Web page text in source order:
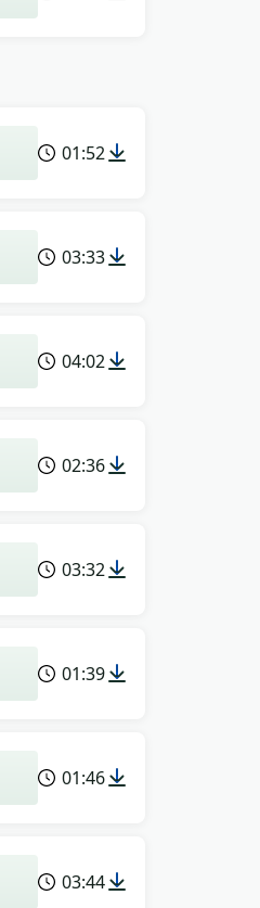
01:52
03:33
04:02
02:36
03:32
01:39
01:46
03:44